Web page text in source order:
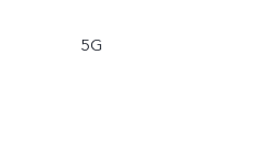
5G